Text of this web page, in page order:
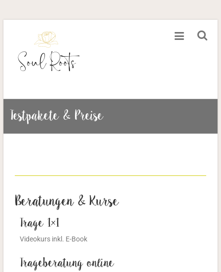
Testpakete & Preise
Beratungen & Kurse
Trage 1×1
Videokurs inkl. E-Book
Trageberatung online